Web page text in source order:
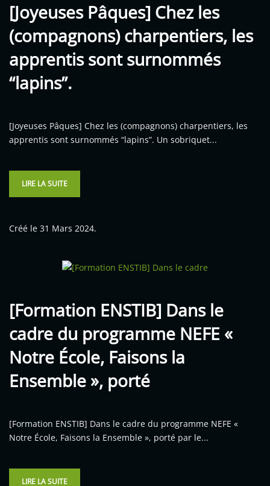
[Joyeuses Pâques] Chez les
(compagnons) charpentiers, les
apprentis sont surnommés
“lapins”.
[Joyeuses Pâques] Chez les (compagnons) charpentiers, les
apprentis sont surnommés “lapins”. Un sobriquet...
LIRE LA SUITE
Créé le 31 Mars 2024.
[Formation ENSTIB] Dans le
cadre du programme NEFE «
Notre École, Faisons la
Ensemble », porté
[Formation ENSTIB] Dans le cadre du programme NEFE «
Notre École, Faisons la Ensemble », porté par le...
LIRE LA SUITE